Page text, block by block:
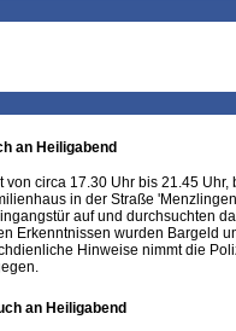
an Heiligabend
circa 17.30 Uhr bis 21.45 Uhr,
in der Straße
auf und durchsuchten
Erkenntnissen wurden Bargeld
Hinweise nimmt die
an Heiligabend